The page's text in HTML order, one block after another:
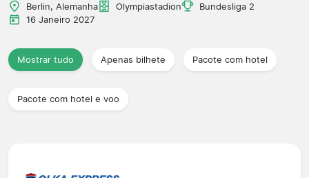
Berlin, Alemanha Olympiastadion
Bundesliga 2
16 Janeiro 2027
Mostrar tudo Apenas bilhete Pacote com hotel
Pacote com hotel e voo